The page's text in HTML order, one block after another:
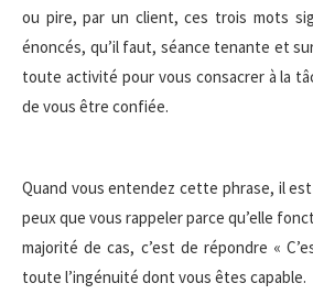
ou pire, par un client, ces trois mots
énoncés, qu’il faut, séance tenante et
toute activité pour vous consacrer à la
de vous être confiée.
Quand vous entendez cette phrase, il
peux que vous rappeler parce qu’elle
majorité de cas, c’est de répondre «
toute l’ingénuité dont vous êtes capable.